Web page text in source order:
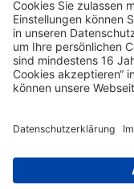
Prävention
Sie sich vor
© 2026 Die
Datenschutz